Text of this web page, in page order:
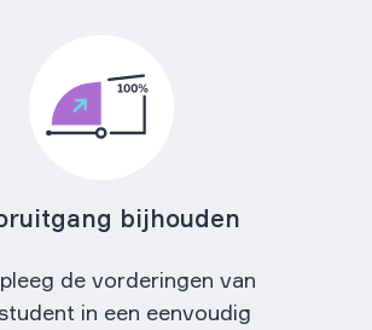
bijhouden
de vorderingen van
in een eenvoudig